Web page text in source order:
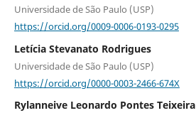
Universidade de São Paulo (USP)
https://orcid.org/0009-0006-0193-0295
Letícia Stevanato Rodrigues
Universidade de São Paulo (USP)
https://orcid.org/0000-0003-2466-674X
Rylanneive Leonardo Pontes Teixeira